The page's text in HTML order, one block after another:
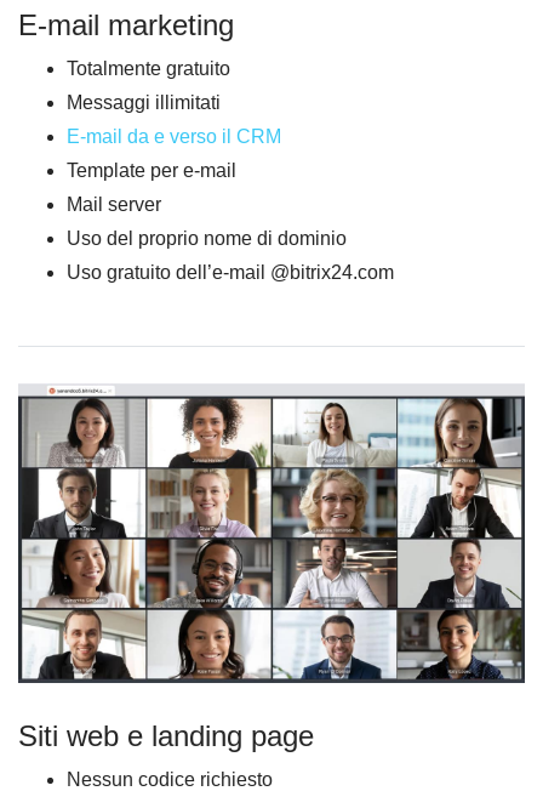
E-mail marketing
Totalmente gratuito
Messaggi illimitati
E-mail da e verso il CRM
Template per e-mail
Mail server
Uso del proprio nome di dominio
Uso gratuito dell’e-mail @bitrix24.com
Siti web e landing page
Nessun codice richiesto